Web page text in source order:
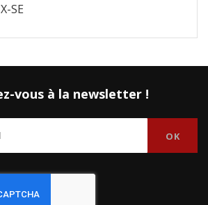
SE
vous à la newsletter !